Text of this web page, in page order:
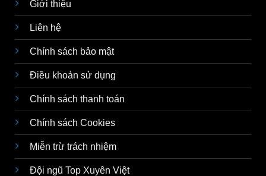
Giới thiệu
Liên hệ
Chính sách bảo mật
Điều khoản sử dụng
Chính sách thanh toán
Chính sách Cookies
Miễn trừ trách nhiệm
Đội ngũ Top Xuyên Việt